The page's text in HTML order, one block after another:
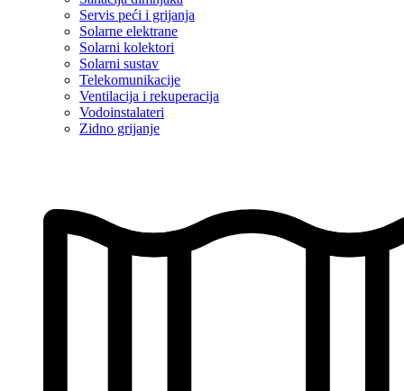
Servis peći i grijanja
Solarne elektrane
Solarni kolektori
Solarni sustav
Telekomunikacije
Ventilacija i rekuperacija
Vodoinstalateri
Zidno grijanje